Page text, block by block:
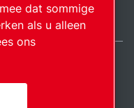
© 2026 Auteursrecht.
dat sommige
als u alleen
ons